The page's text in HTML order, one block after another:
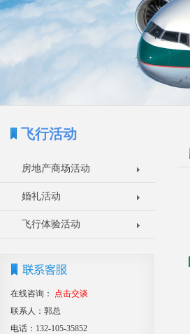
飞行活动
房地产商场活动
婚礼活动
飞行体验活动
在线咨询：
点击交谈
联系人：郭总
电话：132-105-35852